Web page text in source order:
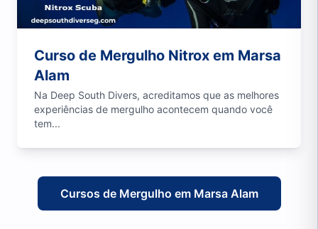
Curso de Mergulho Nitrox em Marsa
Alam
Na Deep South Divers, acreditamos que as melhores
experiências de mergulho acontecem quando você
tem...
Cursos de Mergulho em Marsa Alam